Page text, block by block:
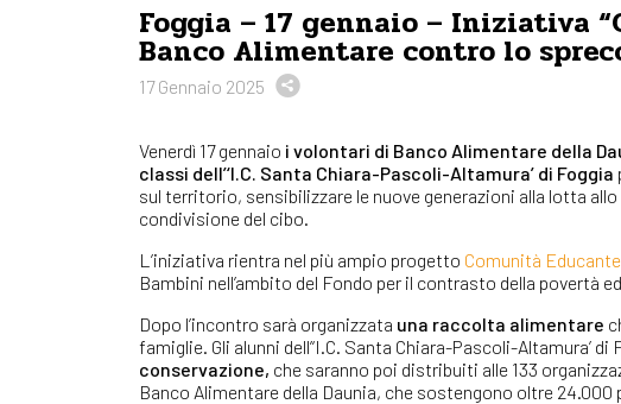
Foggia – 17 gennaio – Iniziativa
Banco Alimentare contro lo
17 Gennaio 2025
Venerdì 17 gennaio i volontari di Banco Alimentare della
classi dell’‘I.C. Santa Chiara-Pascoli-Altamura’ di Foggia
sul territorio, sensibilizzare le nuove generazioni alla lotta allo
condivisione del cibo.
L’iniziativa rientra nel più ampio progetto Comunità
Bambini nell’ambito del Fondo per il contrasto della povertà
Dopo l’incontro sarà organizzata una raccolta alimentare
famiglie. Gli alunni dell’‘I.C. Santa Chiara-Pascoli-Altamura’
conservazione, che saranno poi distribuiti alle 133
Banco Alimentare della Daunia, che sostengono oltre